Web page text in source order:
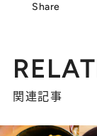
Share
関連記事